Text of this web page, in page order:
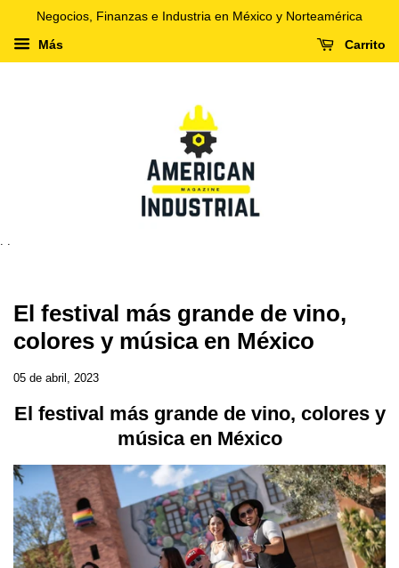
Negocios, Finanzas e Industria en México y Norteamérica
Más Carrito
. .
El festival más grande de vino,
colores y música en México
05 de abril, 2023
El festival más grande de vino, colores y
música en México